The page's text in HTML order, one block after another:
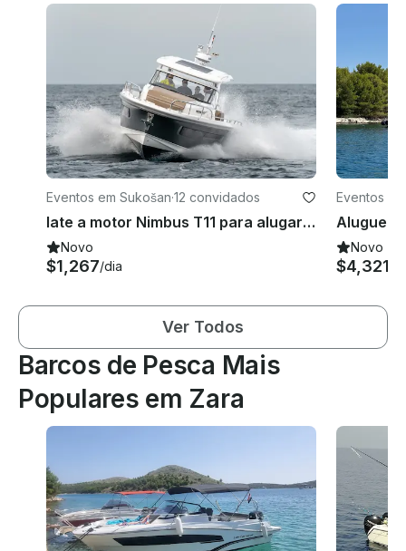
Eventos em Sukošan·12 convidados
Iate a motor Nimbus T11 para alugar em Sukošan, entregue a embarcação de Pag a Split
Novo
$1,267/dia
Eventos
v
Novo
$4,321
Ver Todos
Barcos de Pesca Mais
Populares em Zara